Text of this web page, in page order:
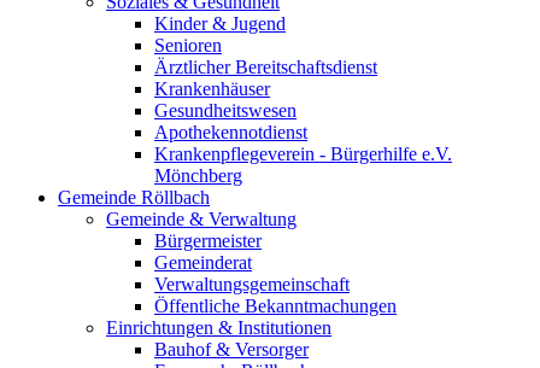
Kinder & Jugend
Senioren
Ärztlicher Bereitschaftsdienst
Krankenhäuser
Gesundheitswesen
Apothekennotdienst
Krankenpflegeverein - Bürgerhilfe e.V.
Mönchberg
Gemeinde Röllbach
Gemeinde & Verwaltung
Bürgermeister
Gemeinderat
Verwaltungsgemeinschaft
Öffentliche Bekanntmachungen
Einrichtungen & Institutionen
Bauhof & Versorger